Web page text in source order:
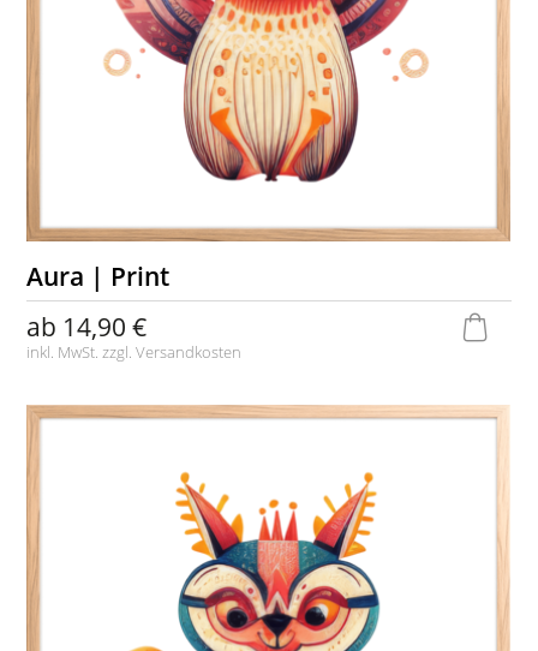
Aura | Print
ab 14,90 €
inkl. MwSt. zzgl.Versandkosten